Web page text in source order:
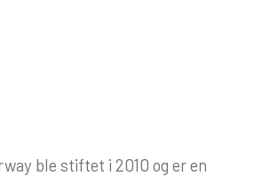
ble stiftet i 2010 og er en